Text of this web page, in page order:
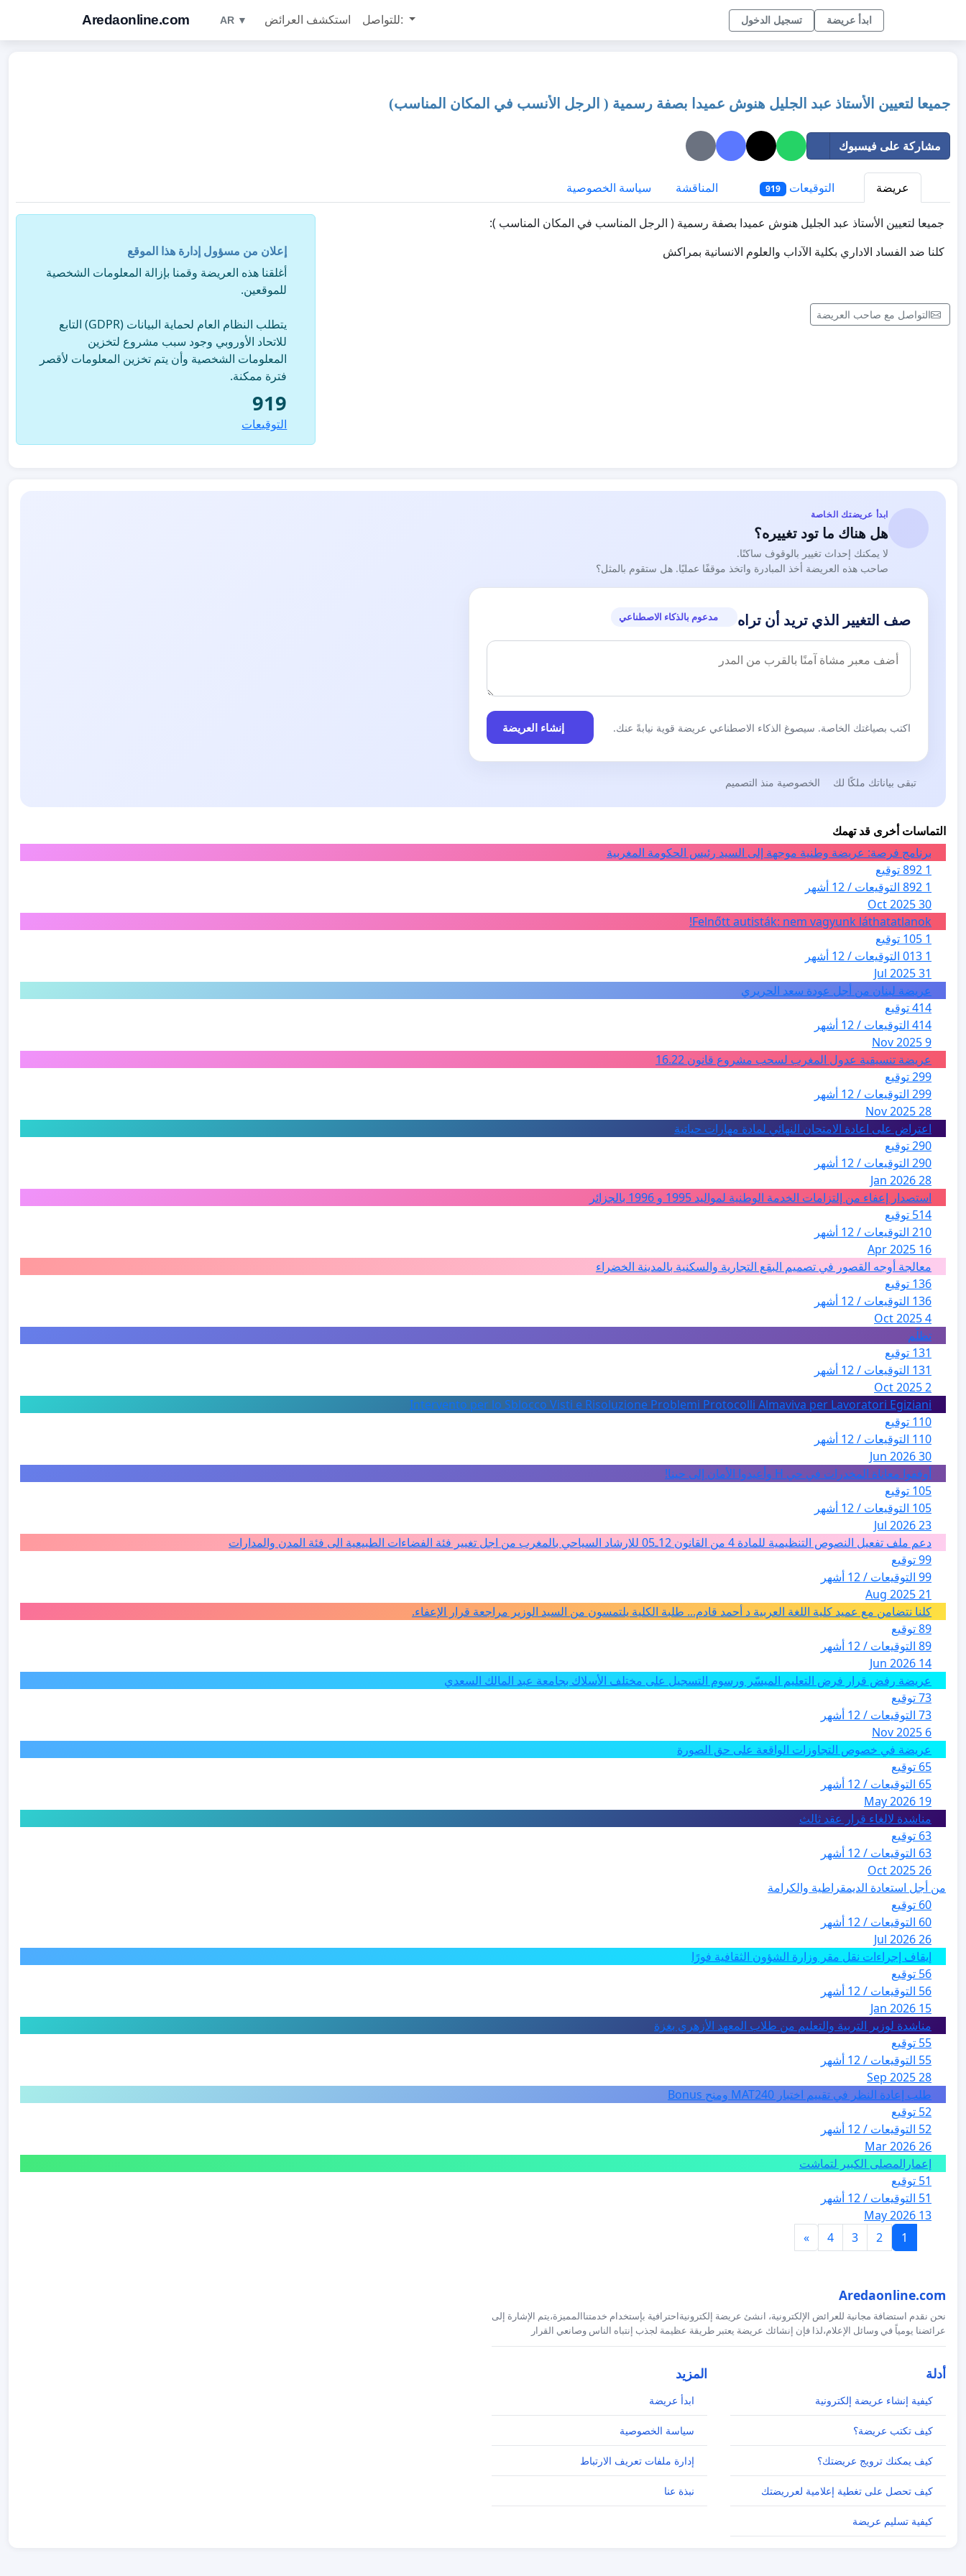
Aredaonline.com AR ▼ استكشف العرائض للتواصل: تسجيل الدخول ابدأ عريضة
جميعا لتعيين الأستاذ عبد الجليل هنوش عميدا بصفة رسمية ( الرجل الأنسب في المكان المناسب)
مشاركة على فيسبوك
عريضة التوقيعات 919 المناقشة سياسة الخصوصية
جميعا لتعيين الأستاذ عبد الجليل هنوش عميدا بصفة رسمية ( الرجل المناسب في المكان المناسب ):
كلنا ضد الفساد الاداري بكلية الآداب والعلوم الانسانية بمراكش
التواصل مع صاحب العريضة
إعلان من مسؤول إدارة هذا الموقع
أغلقنا هذه العريضة وقمنا بإزالة المعلومات الشخصية
للموقعين.
يتطلب النظام العام لحماية البيانات (GDPR) التابع
للاتحاد الأوروبي وجود سبب مشروع لتخزين
المعلومات الشخصية وأن يتم تخزين المعلومات لأقصر
فترة ممكنة.
919
التوقيعات
ابدأ عريضتك الخاصة
هل هناك ما تود تغييره؟
لا يمكنك إحداث تغيير بالوقوف ساكنًا.
صاحب هذه العريضة أخذ المبادرة واتخذ موقفًا عمليًا. هل ستقوم بالمثل؟
صف التغيير الذي تريد أن تراه مدعوم بالذكاء الاصطناعي
اكتب بصياغتك الخاصة. سيصوغ الذكاء الاصطناعي عريضة قوية نيابةً عنك. إنشاء العريضة
تبقى بياناتك ملكًا لك الخصوصية منذ التصميم
التماسات أخرى قد تهمك
برنامج فرصة: عريضة وطنية موجهة إلى السيد رئيس الحكومة المغربية
1 892 توقيع
1 892 التوقيعات / 12 أشهر
30 Oct 2025
Felnőtt autisták: nem vagyunk láthatatlanok!
1 105 توقيع
1 013 التوقيعات / 12 أشهر
31 Jul 2025
عريضة لبنان من أجل عودة سعد الحريري
414 توقيع
414 التوقيعات / 12 أشهر
9 Nov 2025
عريضة تنسيقية عدول المغرب لسحب مشروع قانون 16.22
299 توقيع
299 التوقيعات / 12 أشهر
28 Nov 2025
اعتراض على اعادة الامتحان النهائي لمادة مهارات حياتية
290 توقيع
290 التوقيعات / 12 أشهر
28 Jan 2026
استصدار إعفاء من إلتزامات الخدمة الوطنية لمواليد 1995 و 1996 بالجزائر
514 توقيع
210 التوقيعات / 12 أشهر
16 Apr 2025
معالجة أوجه القصور في تصميم البقع التجارية والسكنية بالمدينة الخضراء
136 توقيع
136 التوقيعات / 12 أشهر
4 Oct 2025
تظلّم
131 توقيع
131 التوقيعات / 12 أشهر
2 Oct 2025
Intervento per lo Sblocco Visti e Risoluzione Problemi Protocolli Almaviva per Lavoratori Egiziani
110 توقيع
110 التوقيعات / 12 أشهر
30 Jun 2026
أوقفوا معاناة المخدرات في حي H وأعيدوا الأمان إلى حينا!
105 توقيع
105 التوقيعات / 12 أشهر
23 Jul 2026
دعم ملف تفعيل النصوص التنظيمية للمادة 4 من القانون 12ـ05 للارشاد السياحي بالمغرب من اجل تغيير فئة الفضاءات الطبيعية الى فئة المدن والمدارات
99 توقيع
99 التوقيعات / 12 أشهر
21 Aug 2025
كلنا نتضامن مع عميد كلية اللغة العربية د أحمد قادم... طلبة الكلية يلتمسون من السيد الوزير مراجعة قرار الإعفاء.
89 توقيع
89 التوقيعات / 12 أشهر
14 Jun 2026
عريضة رفض قرار فرض التعليم الميسّر ورسوم التسجيل على مختلف الأسلاك بجامعة عبد المالك السعدي
73 توقيع
73 التوقيعات / 12 أشهر
6 Nov 2025
عريضة في خصوص التجاوزات الواقعة على حق الصورة
65 توقيع
65 التوقيعات / 12 أشهر
19 May 2026
مناشدة لالغاء قرار عقد ثالث
63 توقيع
63 التوقيعات / 12 أشهر
26 Oct 2025
من أجل استعادة الديمقراطية والكرامة
60 توقيع
60 التوقيعات / 12 أشهر
26 Jul 2026
إيقاف إجراءات نقل مقر وزارة الشؤون الثقافية فورًا
56 توقيع
56 التوقيعات / 12 أشهر
15 Jan 2026
مناشدة لوزير التربية والتعليم من طلاب المعهد الأزهري بغزة
55 توقيع
55 التوقيعات / 12 أشهر
28 Sep 2025
طلب إعادة النظر في تقييم اختبار MAT240 ومنح Bonus
52 توقيع
52 التوقيعات / 12 أشهر
26 Mar 2026
إعمارالمصلى الكبير لتماشت
51 توقيع
51 التوقيعات / 12 أشهر
13 May 2026
1
2
3
4
»
Aredaonline.com
نحن نقدم استضافة مجانية للعرائض الإلكترونية، انشئ عريضة إلكترونيةاحترافية بإستخدام خدمتناالمميزة،يتم الإشارة إلى
عرائضنا يومياً في وسائل الإعلام،لذا فإن إنشائك عريضة يعتبر طريقة عظيمة لجذب إنتباه الناس وصانعي القرار
أدلة
كيفية إنشاء عريضة إلكترونية
كيف تكتب عريضة؟
كيف يمكنك ترويج عريضتك؟
كيف تحصل على تغطية إعلامية لعرريضتك
كيفية تسليم عريضة
المزيد
ابدأ عريضة
سياسة الخصوصية
إدارة ملفات تعريف الارتباط
نبذة عنا